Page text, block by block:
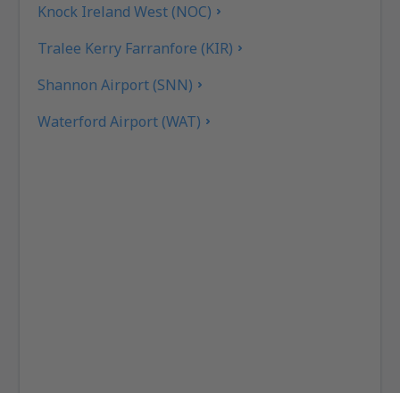
Knock Ireland West (NOC)
Tralee Kerry Farranfore (KIR)
Shannon Airport (SNN)
Waterford Airport (WAT)